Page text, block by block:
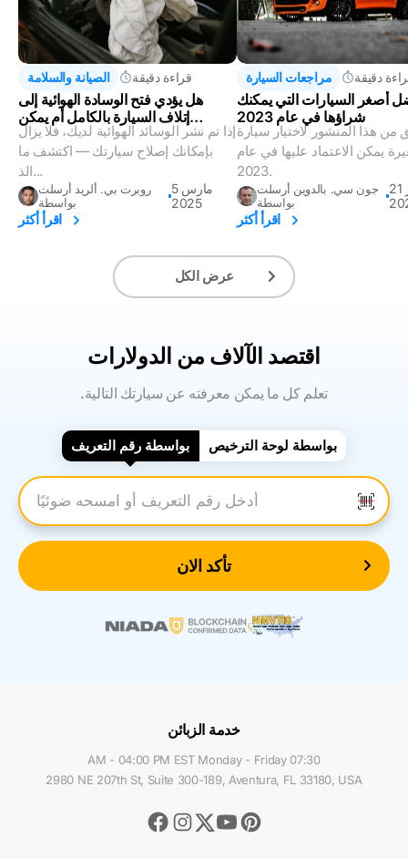
الصيانة والسلامة قراءة دقيقة
هل يؤدي فتح الوسادة الهوائية إلى
إتلاف السيارة بالكامل أم يمكن
إصلاحها؟
إذا تم نشر الوسائد الهوائية لديك، فلا يزال
بإمكانك إصلاح سيارتك — اكتشف ما
الذ...
روبرت بي. ألريد أرسلت
بواسطة
5 مارس
2025
اقرأ أكثر
مراجعات السيارة دقيقة
أصغر السيارات التي يمكنك
شراؤها في عام 2023
من هذا المنشور لاختيار سيارة
يمكن الاعتماد عليها في عام
2023.
جون سي. بالدوين أرسلت
بواسطة
21 فبراير
اقرأ أكثر
عرض الكل
اقتصد الآلاف من الدولارات
.تعلم كل ما يمكن معرفته عن سيارتك التالية
بواسطة رقم التعريف بواسطة لوحة الترخيص
أدخل رقم التعريف
تأكد الان
خدمة الزبائن
07:30 AM - 04:00 PM EST Monday - Friday
2980 NE 207th St, Suite 300-189, Aventura, FL 33180, USA
Facebook
Instagram
TwitterYoutubePinterest